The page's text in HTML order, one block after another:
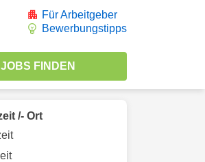
Für Arbeitgeber
Bewerbungstipps
/- Ort